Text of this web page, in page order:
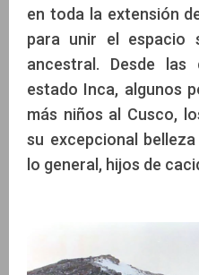
en toda la extensión
para unir el espacio
ancestral. Desde las
estado Inca, algunos
más niños al Cusco,
su excepcional
lo general, hijos de